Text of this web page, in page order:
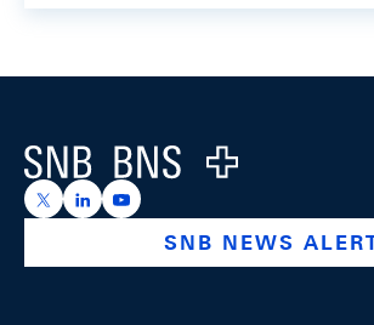
Logo
https://x.com/snb_bns
https://ch.linkedin.com/
https://www.youtube.com/
SNB NEWS